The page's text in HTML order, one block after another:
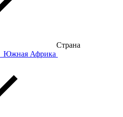
Страна
Южная Африка